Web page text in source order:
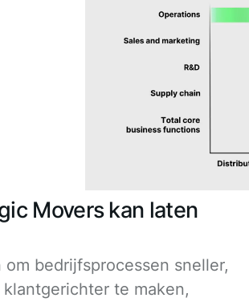
Movers kan laten
om bedrijfsprocessen sneller,
te maken,